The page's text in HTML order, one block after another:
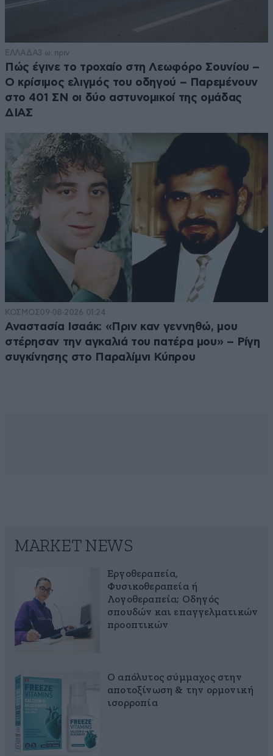
ΕΛΛΑΔΑ3 ω. πριν
Πώς έγινε το τροχαίο στη Λεωφόρο Σουνίου –
Ο κρίσιμος ελιγμός του οδηγού – Παρεμένουν
στο 401 ΣΝ οι δύο αστυνομικοί της ομάδας
ΔΙΑΣ
ΚΟΣΜΟΣ09·08·2026 01:24
Αναστασία Ισαάκ: «Πριν καν γεννηθώ, μου
στέρησαν την αγκαλιά του πατέρα μου» – Ρίγη
συγκίνησης στο Παραλίμνι Κύπρου
MARKET NEWS
Εργοθεραπεία,
Φυσικοθεραπεία ή
Λογοθεραπεία; Οδηγός
σπουδών και επαγγελματικών
προοπτικών
Ο απόλυτος σύμμαχος στην
αποτοξίνωση & την ορμονική
ισορροπία